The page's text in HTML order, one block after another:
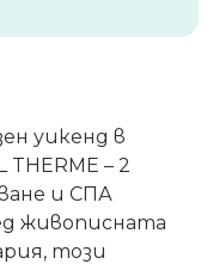
уикенд в
– 2
и СПА
живописната
този